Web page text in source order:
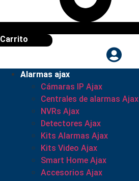
Carrito
Alarmas ajax
Cámaras IP Ajax
Centrales de alarmas Ajax
NVRs Ajax
Detectores Ajax
Kits Alarmas Ajax
Kits Video Ajax
Smart Home Ajax
Accesorios Ajax